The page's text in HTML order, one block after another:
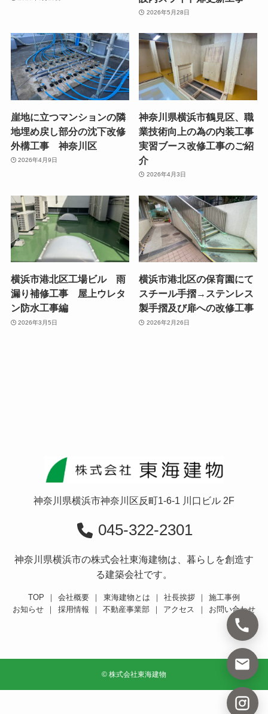
2026年5月28日
崖地に立つマンションの隣
地埋め戻し部分の沈下改修
外構工事 神奈川区
2026年4月9日
神奈川県横浜市鶴見区、職
業技術向上の為の内装工事
実習ブース改修工事のご紹
介
2026年4月3日
横浜市港北区工場ビル 雨
漏り補修工事 屋上ウレタ
ン防水工事編
2026年3月5日
横浜市港北区の保育園にて
スチール手摺→ステンレス
製手摺及び扉への改修工事
2026年2月26日
神奈川県横浜市神奈川区反町1-6-1 川口ビル 2F
045-322-2301
神奈川県横浜市の株式会社東海建物は、暮らしを創造す
る建築会社です。
TOP ｜ 会社概要 ｜ 東海建物とは ｜ 社長挨拶 ｜
施工事例
お知らせ
｜ 採用情報 ｜ 不動産事業部 ｜ アクセス ｜ お問い合わせ
© 株式会社東海建物